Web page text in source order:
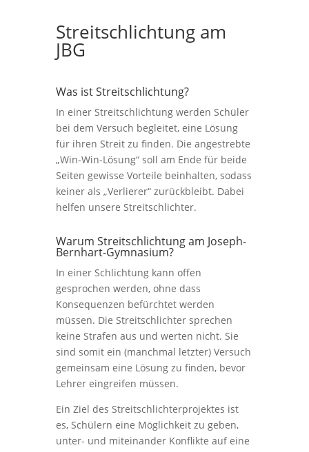
Streitschlichtung am
JBG
Was ist Streitschlichtung?
In einer Streitschlichtung werden Schüler
bei dem Versuch begleitet, eine Lösung
für ihren Streit zu finden. Die angestrebte
„Win-Win-Lösung“ soll am Ende für beide
Seiten gewisse Vorteile beinhalten, sodass
keiner als „Verlierer“ zurückbleibt. Dabei
helfen unsere Streitschlichter.
Warum Streitschlichtung am Joseph-
Bernhart-Gymnasium?
In einer Schlichtung kann offen
gesprochen werden, ohne dass
Konsequenzen befürchtet werden
müssen. Die Streitschlichter sprechen
keine Strafen aus und werten nicht. Sie
sind somit ein (manchmal letzter) Versuch
gemeinsam eine Lösung zu finden, bevor
Lehrer eingreifen müssen.
Ein Ziel des Streitschlichterprojektes ist
es, Schülern eine Möglichkeit zu geben,
unter- und miteinander Konflikte auf eine